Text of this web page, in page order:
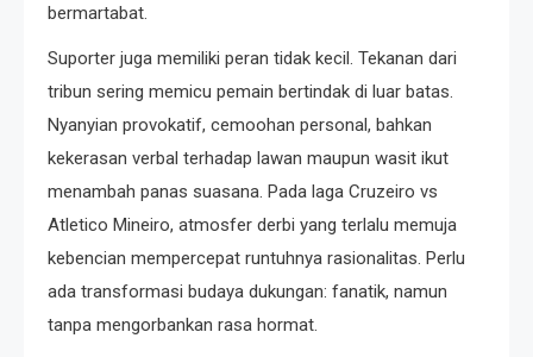
bermartabat.
Suporter juga memiliki peran tidak kecil. Tekanan dari
tribun sering memicu pemain bertindak di luar batas.
Nyanyian provokatif, cemoohan personal, bahkan
kekerasan verbal terhadap lawan maupun wasit ikut
menambah panas suasana. Pada laga Cruzeiro vs
Atletico Mineiro, atmosfer derbi yang terlalu memuja
kebencian mempercepat runtuhnya rasionalitas. Perlu
ada transformasi budaya dukungan: fanatik, namun
tanpa mengorbankan rasa hormat.